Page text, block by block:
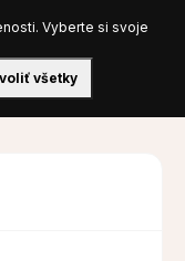
Prihlásiť sa
Vyberte si svoje
všetky